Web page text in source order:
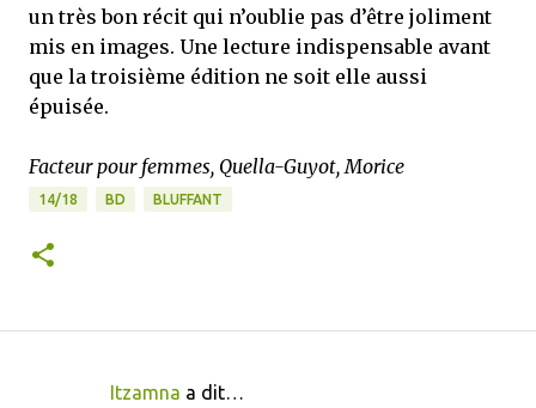
un très bon récit qui n’oublie pas d’être joliment
mis en images. Une lecture indispensable avant
que la troisième édition ne soit elle aussi
épuisée.
Facteur pour femmes, Quella-Guyot, Morice
14/18 BD BLUFFANT
Itzamna a dit…